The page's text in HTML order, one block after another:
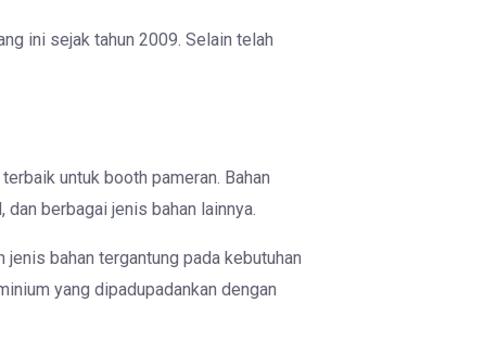
ini sejak tahun 2009. Selain telah
untuk booth pameran. Bahan
berbagai jenis bahan lainnya.
bahan tergantung pada kebutuhan
yang dipadupadankan dengan